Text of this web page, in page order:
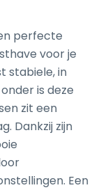
perfecte
voor je
stabiele, in
is deze
zit een
Dankzij zijn
Een